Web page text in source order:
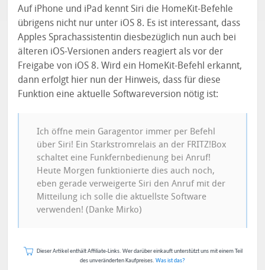
Auf iPhone und iPad kennt Siri die HomeKit-Befehle
übrigens nicht nur unter iOS 8. Es ist interessant, dass
Apples Sprachassistentin diesbezüglich nun auch bei
älteren iOS-Versionen anders reagiert als vor der
Freigabe von iOS 8. Wird ein HomeKit-Befehl erkannt,
dann erfolgt hier nun der Hinweis, dass für diese
Funktion eine aktuelle Softwareversion nötig ist:
Ich öffne mein Garagentor immer per Befehl
über Siri! Ein Starkstromrelais an der FRITZ!Box
schaltet eine Funkfernbedienung bei Anruf!
Heute Morgen funktionierte dies auch noch,
eben gerade verweigerte Siri den Anruf mit der
Mitteilung ich solle die aktuellste Software
verwenden! (Danke Mirko)
Dieser Artikel enthält Affiliate-Links. Wer darüber einkauft unterstützt uns mit einem Teil
des unveränderten Kaufpreises. Was ist das?